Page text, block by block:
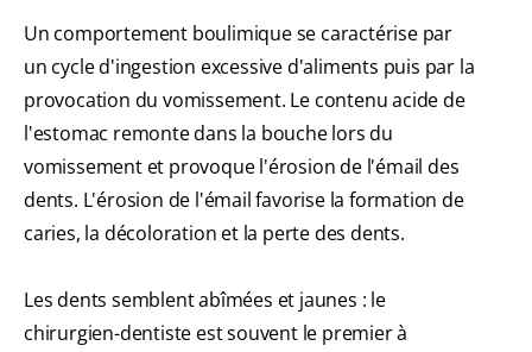
Un comportement boulimique se caractérise par
un cycle d'ingestion excessive d'aliments puis par la
provocation du vomissement. Le contenu acide de
l'estomac remonte dans la bouche lors du
vomissement et provoque l'érosion de l'émail des
dents. L'érosion de l'émail favorise la formation de
caries, la décoloration et la perte des dents.
Les dents semblent abîmées et jaunes : le
chirurgien-dentiste est souvent le premier à